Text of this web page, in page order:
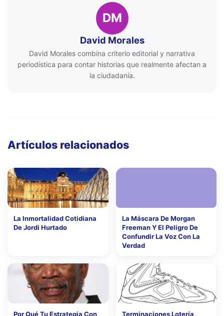
DM
David Morales
David Morales combina criterio editorial y narrativa
periodística para contar historias que realmente afectan a
la ciudadanía.
Artículos relacionados
La Inmortalidad Cotidiana
De Jordi Hurtado
La Máscara De Morgan
Freeman Y El Peligro De
Confundir La Voz Con La
Verdad
Por Qué Tu Estrategia Con Terminaciones Lotería